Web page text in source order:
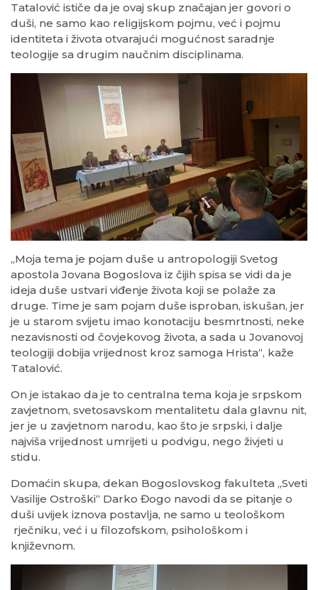
Tatalović ističe da je ovaj skup značajan jer govori o
duši, ne samo kao religijskom pojmu, već i pojmu
identiteta i života otvarajući mogućnost saradnje
teologije sa drugim naučnim disciplinama.
„Moja tema je pojam duše u antropologiji Svetog
apostola Jovana Bogoslova iz čijih spisa se vidi da je
ideja duše ustvari viđenje života koji se polaže za
druge. Time je sam pojam duše isproban, iskušan, jer
je u starom svijetu imao konotaciju besmrtnosti, neke
nezavisnosti od čovjekovog života, a sada u Jovanovoj
teologiji dobija vrijednost kroz samoga Hrista“, kaže
Tatalović.
On je istakao da je to centralna tema koja je srpskom
zavjetnom, svetosavskom mentalitetu dala glavnu nit,
jer je u zavjetnom narodu, kao što je srpski, i dalje
najviša vrijednost umrijeti u podvigu, nego živjeti u
stidu.
Domaćin skupa, dekan Bogoslovskog fakulteta „Sveti
Vasilije Ostroški“ Darko Đogo navodi da se pitanje o
duši uvijek iznova postavlja, ne samo u teološkom
rječniku, već i u filozofskom, psihološkom i
književnom.